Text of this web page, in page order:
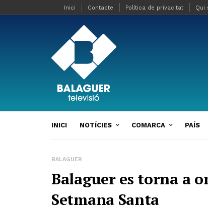
Inici Contacte Política de privacitat Qui
INICI NOTÍCIES COMARCA PAÍS
BALAGUER
Balaguer es torna a
Setmana Santa